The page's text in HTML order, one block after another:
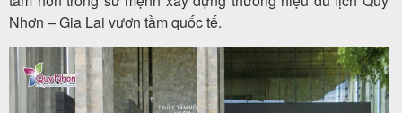
Nhơn – Gia Lai vươn tầm quốc tế.